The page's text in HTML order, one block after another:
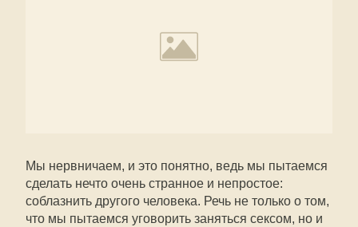
Мы нервничаем, и это понятно, ведь мы пытаемся
сделать нечто очень странное и непростое:
соблазнить другого человека. Речь не только о том,
что мы пытаемся уговорить заняться сексом, но и